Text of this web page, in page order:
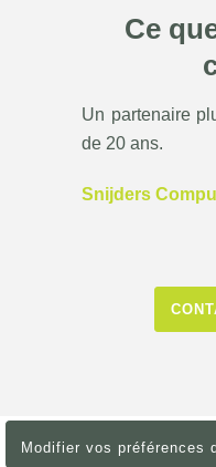
Ce
Un partenaire
de 20 ans.
Snijders
Modifier vos préférences